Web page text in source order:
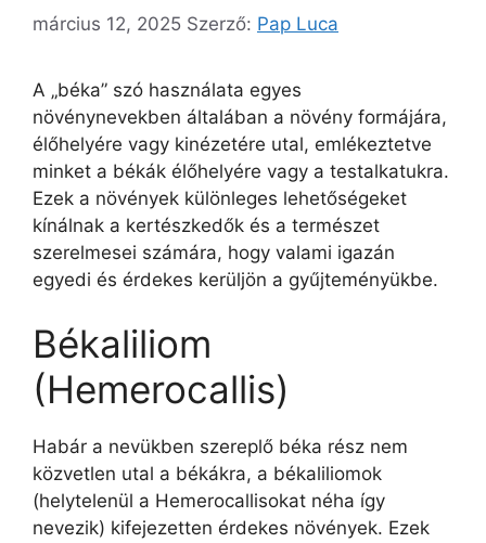
március 12, 2025 Szerző: Pap Luca
A „béka” szó használata egyes
növénynevekben általában a növény formájára,
élőhelyére vagy kinézetére utal, emlékeztetve
minket a békák élőhelyére vagy a testalkatukra.
Ezek a növények különleges lehetőségeket
kínálnak a kertészkedők és a természet
szerelmesei számára, hogy valami igazán
egyedi és érdekes kerüljön a gyűjteményükbe.
Békaliliom
(Hemerocallis)
Habár a nevükben szereplő béka rész nem
közvetlen utal a békákra, a békaliliomok
(helytelenül a Hemerocallisokat néha így
nevezik) kifejezetten érdekes növények. Ezek